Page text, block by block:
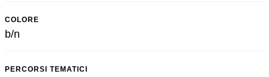
COLORE
b/n
PERCORSI TEMATICI